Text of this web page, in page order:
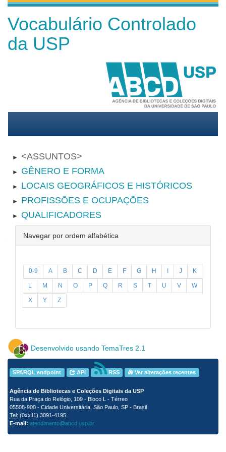
Vocabulário Controlado
da USP
► ASSUNTOS
► GÊNERO E FORMA
► LOCAIS GEOGRÁFICOS E HISTÓRICOS
► PROFISSÕES E OCUPAÇÕES
► QUALIFICADORES
Navegar por ordem alfabética
0-9 A B C D E F G H I J K
L M N O P Q R S T U V W
X Y Z
Desenvolvido usando TemaTres 2.1
SPARQL endpoint API RSS Ver alterações recentes
Agência de Bibliotecas e Coleções Digitais da USP
Rua da Praça do Relógio, 109 - Bloco L - Térreo
05508-900 - Cidade Universitária, São Paulo, SP - Brasil
Tel: (0xx11) 3091-4195
E-mail: atendimento@abcd.usp.br